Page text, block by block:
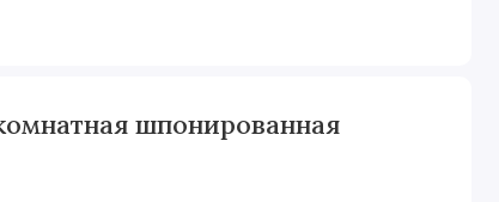
шпонированная